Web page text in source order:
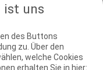
ist uns
des Buttons
zu. Über den
welche Cookies
erhalten Sie in hier:
aus dem Verein durch.
die Anmeldegebühr